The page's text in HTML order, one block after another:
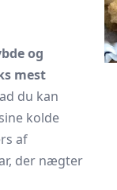
og
mest
du kan
kolde
af
der nægter